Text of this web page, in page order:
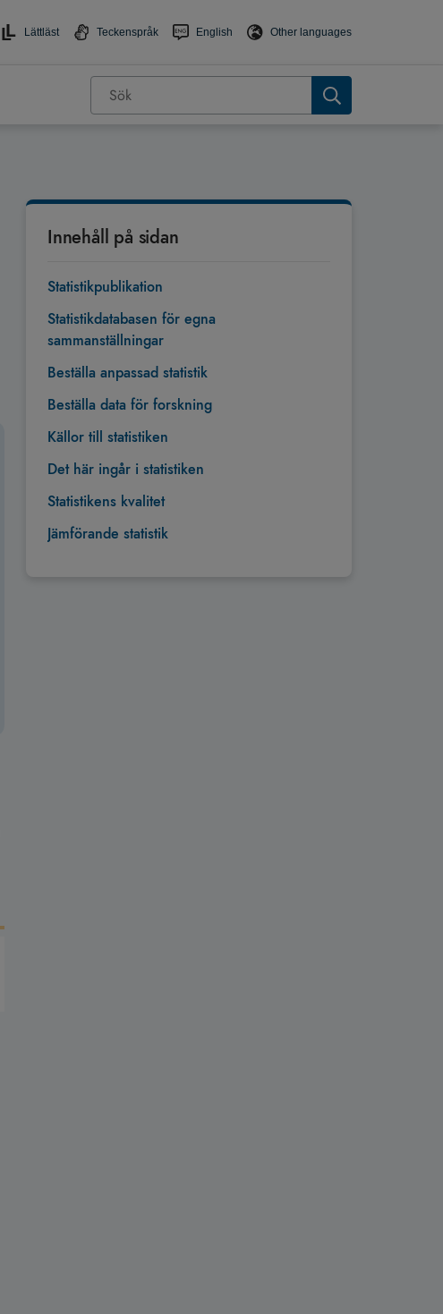
Lättläst Teckenspråk English Other languages
Innehåll på sidan
Statistikpublikation
Statistikdatabasen för egna
sammanställningar
Beställa anpassad statistik
Beställa data för forskning
Källor till statistiken
Det här ingår i statistiken
Statistikens kvalitet
Jämförande statistik